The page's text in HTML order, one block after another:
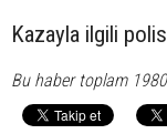
Kazayla ilgili
Bu haber toplam